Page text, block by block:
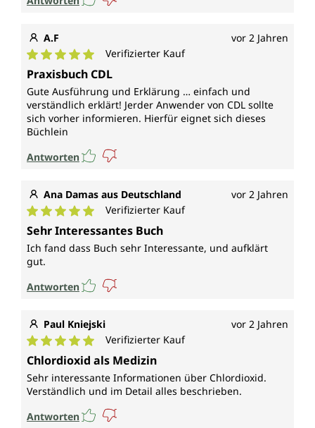
A.F vor 2 Jahren
Durchschnittliche Bewertung von 5 von 5 Sternen
Verifizierter Kauf
Praxisbuch CDL
Gute Ausführung und Erklärung … einfach und
verständlich erklärt! Jerder Anwender von CDL sollte
sich vorher informieren. Hierfür eignet sich dieses
Büchlein
Antworten
Ana Damas aus Deutschland vor 2 Jahren
Durchschnittliche Bewertung von 5 von 5 Sternen
Verifizierter Kauf
Sehr Interessantes Buch
Ich fand dass Buch sehr Interessante, und aufklärt
gut.
Antworten
Paul Kniejski vor 2 Jahren
Durchschnittliche Bewertung von 5 von 5 Sternen
Verifizierter Kauf
Chlordioxid als Medizin
Sehr interessante Informationen über Chlordioxid.
Verständlich und im Detail alles beschrieben.
Antworten